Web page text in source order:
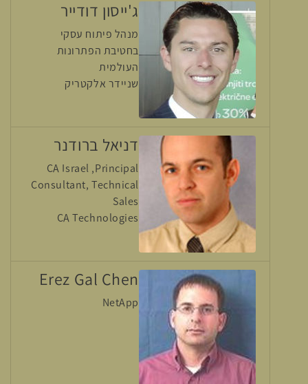
ג'ייסון דודייר
מנהל פיתוח עסקי
בחטיבת הפתרונות
העולמית
שניידר אלקטריק
דניאל ברודנר
CA Israel ,Principal
Consultant, Technical
Sales
CA Technologies
Erez Gal Chen
NetApp